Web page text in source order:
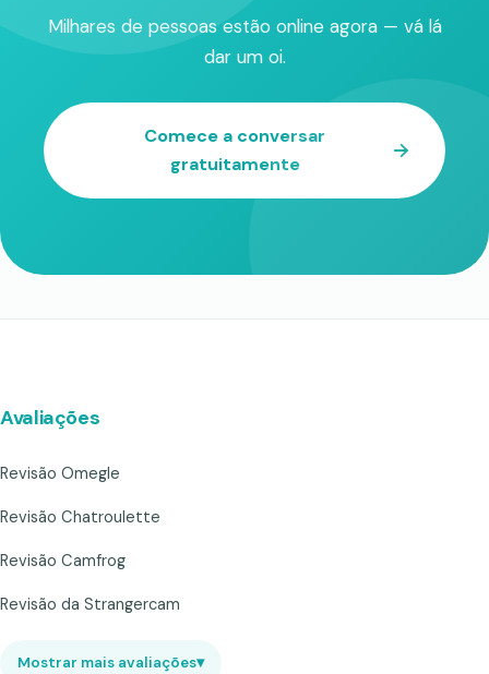
Milhares de pessoas estão online agora — vá lá
dar um oi.
Comece a conversar
gratuitamente
Avaliações
Revisão Omegle
Revisão Chatroulette
Revisão Camfrog
Revisão da Strangercam
Mostrar mais avaliações▾